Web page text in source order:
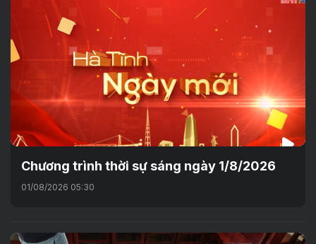
Chương trình thời sự sáng ngày 1/8/2026
01/08/2026 05:30